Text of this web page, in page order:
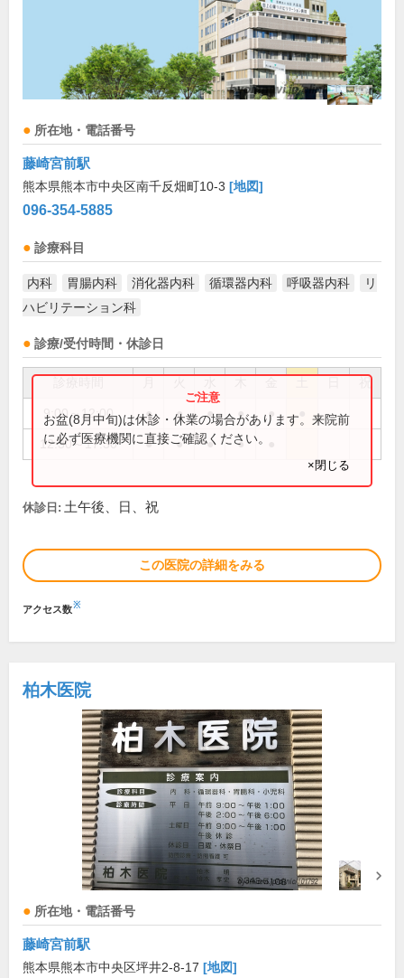
所在地・電話番号
藤崎宮前駅
熊本県熊本市中央区南千反畑町10-3 [地図]
096-354-5885
診療科目
内科 胃腸内科 消化器内科 循環器内科 呼吸器内科
リ
ハビリテーション科
診療/受付時間・休診日
祝
9:00～12:00 ● ● ● ● ●
12:30～17:30 ● ● ● ●
お盆(8月中旬)は休診・休業の場合があります。来院前
に必ず医療機関に直接ご確認ください。
×閉じる
休診日: 土午後、日、祝
この医院の詳細をみる
アクセス数※
柏木医院
所在地・電話番号
藤崎宮前駅
熊本県熊本市中央区坪井2-8-17 [地図]